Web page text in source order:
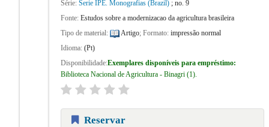
Série: Serie IPE. Monografias (Brazil); no. 9
Fonte: Estudos sobre a modernizacao da agricultura brasileira
Tipo de material:
Artigo; Formato: impressão normal
Idioma: (Pt)
Disponibilidade:Exemplares disponíveis para empréstimo:
Biblioteca Nacional de Agricultura - Binagri(1).
Reservar